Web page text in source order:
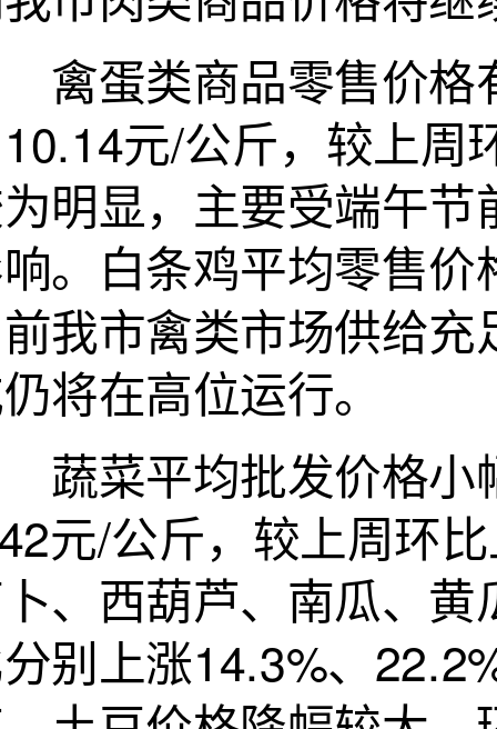
类商品零售价格有
元/公斤，较上周
明显，主要受端午
。白条鸡平均零售
我市禽类市场供给
将在高位运行。
平均批发价格小幅
元/公斤，较上周环
、西葫芦、南瓜、
别上涨14.3%、